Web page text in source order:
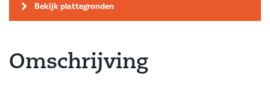
Bekijk plattegronden
Omschrijving